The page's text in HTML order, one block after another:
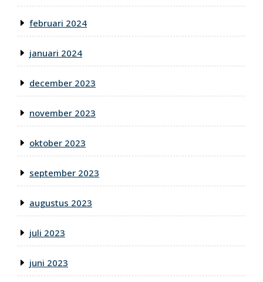
februari 2024
januari 2024
december 2023
november 2023
oktober 2023
september 2023
augustus 2023
juli 2023
juni 2023